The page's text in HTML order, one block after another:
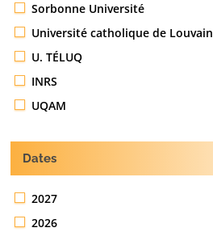
Sorbonne Université
Université catholique de Louvain
U. TÉLUQ
INRS
UQAM
Dates
2027
2026